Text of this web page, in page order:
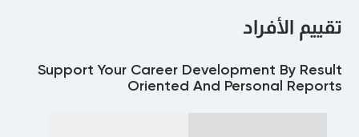
تقييم الأفراد
Support Your Career Development By Result
Oriented And Personal Reports